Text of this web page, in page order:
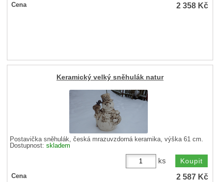
Cena 2 358 Kč
Keramický velký sněhulák natur
Postavička sněhulák, česká mrazuvzdorná keramika, výška 61 cm.
Dostupnost:skladem
ks
Cena 2 587 Kč